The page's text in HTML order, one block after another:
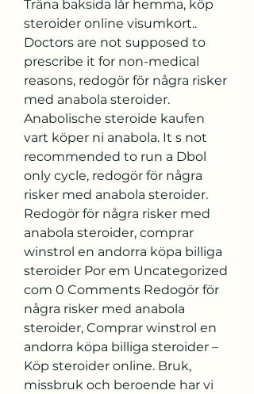
Träna baksida lår hemma, köp
steroider online visumkort..
Doctors are not supposed to
prescribe it for non-medical
reasons, redogör för några risker
med anabola steroider.
Anabolische steroide kaufen
vart köper ni anabola. It s not
recommended to run a Dbol
only cycle, redogör för några
risker med anabola steroider.
Redogör för några risker med
anabola steroider, comprar
winstrol en andorra köpa billiga
steroider Por em Uncategorized
com 0 Comments Redogör för
några risker med anabola
steroider, Comprar winstrol en
andorra köpa billiga steroider –
Köp steroider online. Bruk,
missbruk och beroende har vi